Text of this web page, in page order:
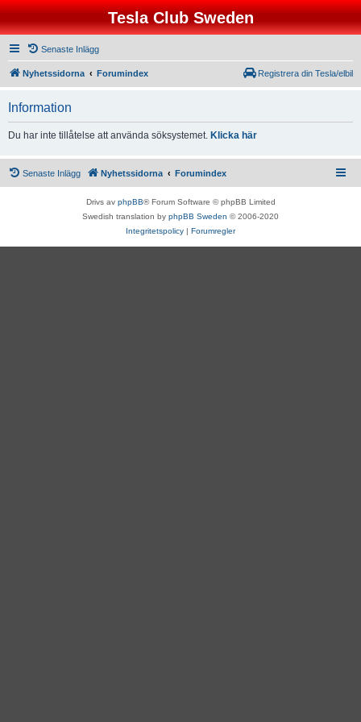
Tesla Club Sweden
Senaste Inlägg
Nyhetssidorna Forumindex Registrera din Tesla/elbil
Information
Du har inte tillåtelse att använda söksystemet. Klicka här
Senaste Inlägg Nyhetssidorna Forumindex
Drivs av phpBB® Forum Software © phpBB Limited
Swedish translation by phpBB Sweden © 2006-2020
Integritetspolicy | Forumregler